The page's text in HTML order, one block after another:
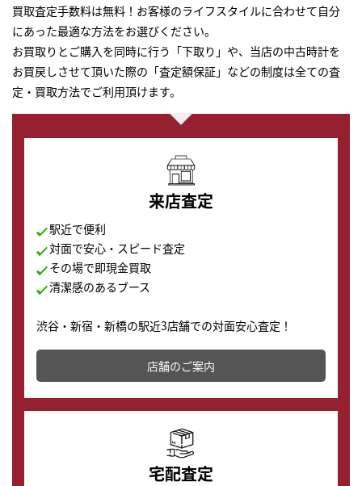
買取査定手数料は無料！お客様のライフスタイルに合わせて自分
にあった最適な方法をお選びください。
お買取りとご購入を同時に行う「下取り」や、当店の中古時計を
お買戻しさせて頂いた際の「査定額保証」などの制度は全ての査
定・買取方法でご利用頂けます。
来店査定
駅近で便利
対面で安心・スピード査定
その場で即現金買取
清潔感のあるブース
渋谷・新宿・新橋の駅近3店舗での対面安心査定！
店舗を併設しており、下取りに出してお得に新しい時計
の購入もできます♪
店舗のご案内
宅配査定